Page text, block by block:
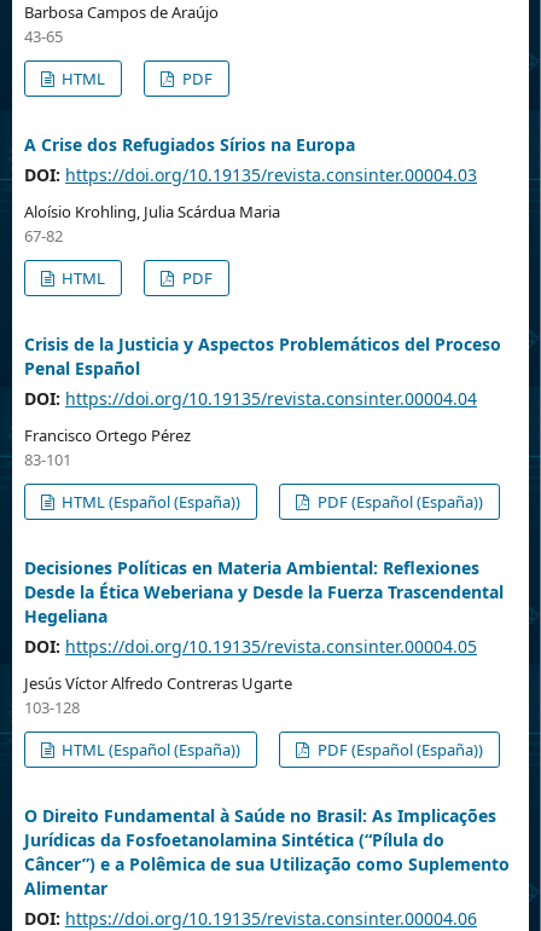
Barbosa Campos de Araújo
43-65
HTML
PDF
A Crise dos Refugiados Sírios na Europa
DOI: https://doi.org/10.19135/revista.consinter.00004.03
Aloísio Krohling, Julia Scárdua Maria
67-82
HTML
PDF
Crisis de la Justicia y Aspectos Problemáticos del Proceso
Penal Español
DOI: https://doi.org/10.19135/revista.consinter.00004.04
Francisco Ortego Pérez
83-101
HTML (Español (España))
PDF (Español (España))
Decisiones Políticas en Materia Ambiental: Reflexiones
Desde la Ética Weberiana y Desde la Fuerza Trascendental
Hegeliana
DOI: https://doi.org/10.19135/revista.consinter.00004.05
Jesús Víctor Alfredo Contreras Ugarte
103-128
HTML (Español (España))
PDF (Español (España))
O Direito Fundamental à Saúde no Brasil: As Implicações
Jurídicas da Fosfoetanolamina Sintética (“Pílula do
Câncer”) e a Polêmica de sua Utilização como Suplemento
Alimentar
DOI: https://doi.org/10.19135/revista.consinter.00004.06